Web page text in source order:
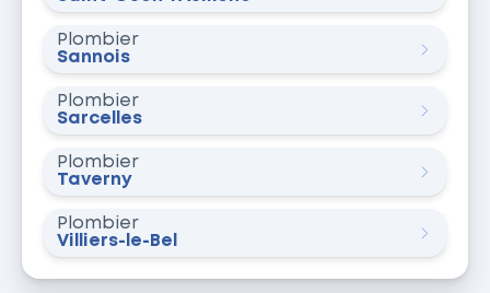
Plombier
Sannois
Plombier
Sarcelles
Plombier
Taverny
Plombier
Villiers-le-Bel